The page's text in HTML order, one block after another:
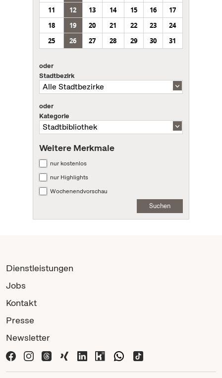
11
12 13 14 15 16
17
18
19 20 21 22 23
24
25
26 27 28 29 30 31
oder
Stadtbezirk
oder
Kategorie
Weitere Merkmale
nur kostenlos
nur Highlights
Wochenendvorschau
Suchen
Dienstleistungen
Jobs
Kontakt
Presse
Newsletter